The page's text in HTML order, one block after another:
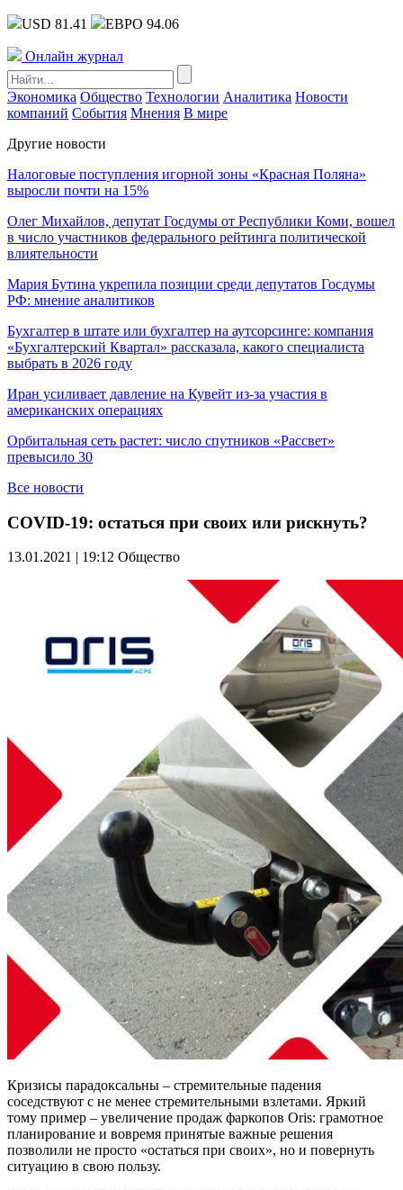
USD 81.41 ЕВРО 94.06
Онлайн журнал
Экономика Общество Технологии Аналитика Новости
компаний События Мнения В мире
Другие новости
Налоговые поступления игорной зоны «Красная Поляна»
выросли почти на 15%
Олег Михайлов, депутат Госдумы от Республики Коми, вошел
в число участников федерального рейтинга политической
влиятельности
Мария Бутина укрепила позиции среди депутатов Госдумы
РФ: мнение аналитиков
Бухгалтер в штате или бухгалтер на аутсорсинге: компания
«Бухгалтерский Квартал» рассказала, какого специалиста
выбрать в 2026 году
Иран усиливает давление на Кувейт из-за участия в
американских операциях
Орбитальная сеть растет: число спутников «Рассвет»
превысило 30
Все новости
COVID-19: остаться при своих или рискнуть?
13.01.2021 | 19:12 Общество
Кризисы парадоксальны – стремительные падения
соседствуют с не менее стремительными взлетами. Яркий
тому пример – увеличение продаж фаркопов Oris: грамотное
планирование и вовремя принятые важные решения
позволили не просто «остаться при своих», но и повернуть
ситуацию в свою пользу.